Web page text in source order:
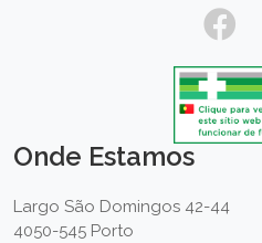
Onde Estamos
Largo São Domingos 42-44
4050-545 Porto